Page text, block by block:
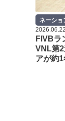
ネーショ
2026.06.22
FIVBラ
VNL第2
アが約